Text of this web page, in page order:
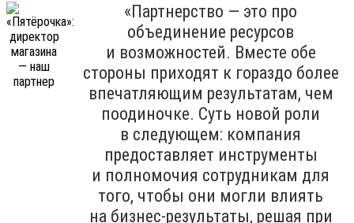
«Партнерство — это про
объединение ресурсов
и возможностей. Вместе обе
стороны приходят к гораздо более
впечатляющим результатам, чем
поодиночке. Суть новой роли
в следующем: компания
предоставляет инструменты
и полномочия сотрудникам для
того, чтобы они могли влиять
на бизнес-результаты, решая при